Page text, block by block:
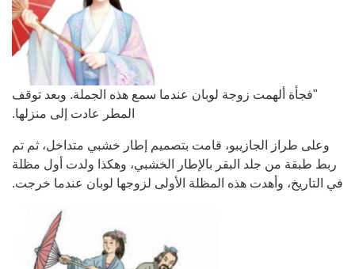
"فجأة ألهمت زوجة لوبان عندما سمع هذه الجملة. وبعد توقف
المطر عادت إلى منزلها.
وعلى طراز الجازيبو، قامت بتصميم إطار خشبي متداخل، ثم تم
ربط طبقة من جلد البقر بالإطار الخشبي، وهكذا ولدت أول مظلة
في التاريخ، وأهدت هذه المظلة الأولى لزوجها لوبان عندما خرجت.